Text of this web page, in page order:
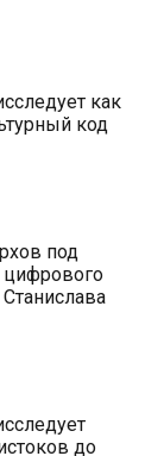
как
код
под
до